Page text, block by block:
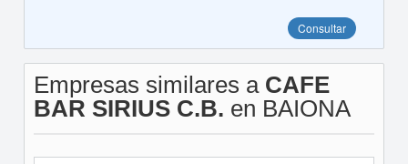
Consultar
Empresas similares a CAFE
BAR SIRIUS C.B. en BAIONA